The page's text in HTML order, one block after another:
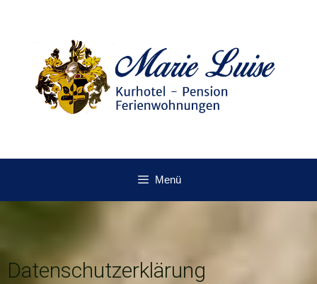
Menü
Datenschutzerklärung